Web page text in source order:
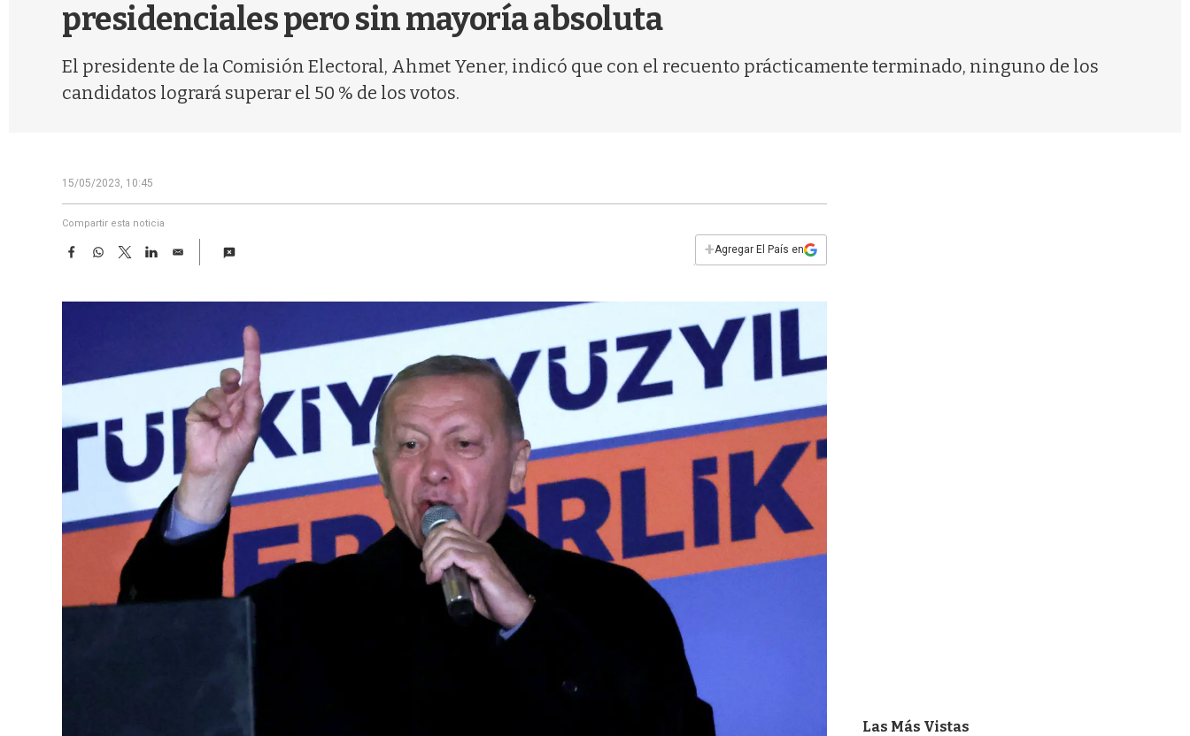
presidenciales pero sin mayoría absoluta
El presidente de la Comisión Electoral, Ahmet Yener, indicó que con el recuento prácticamente terminado, ninguno de los
candidatos logrará superar el 50 % de los votos.
15/05/2023, 10:45
Compartir esta noticia
F
e
W
t
T
w
t
L
k
n
E
i
+Agregar El País en
Las Más Vistas